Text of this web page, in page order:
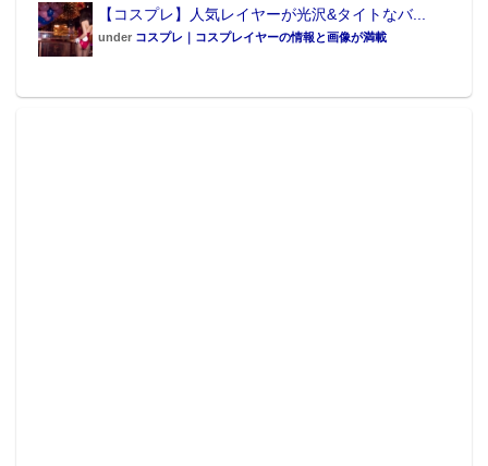
【コスプレ】人気レイヤーが光沢&タイトなバ...
under コスプレ｜コスプレイヤーの情報と画像が満載